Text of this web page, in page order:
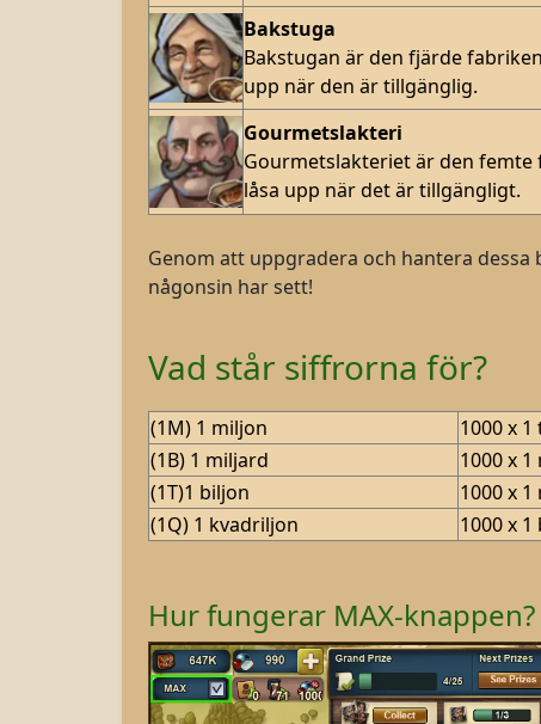
Bakstuga
Bakstugan är den fjärde
upp när den är tillgänglig.
Gourmetslakteri
Gourmetslakteriet är den femte
låsa upp när det är tillgängligt.
Genom att uppgradera och hantera
någonsin har sett!
Vad står siffrorna för?
(1M) 1 miljon
1000 x 1
(1B) 1 miljard
1000 x
(1T)1 biljon
1000 x
(1Q) 1 kvadriljon
1000 x 1
Hur fungerar MAX-knappen?